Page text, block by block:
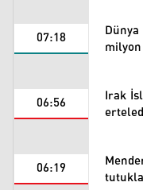
07:18 Dünya
06:56 Irak
06:19